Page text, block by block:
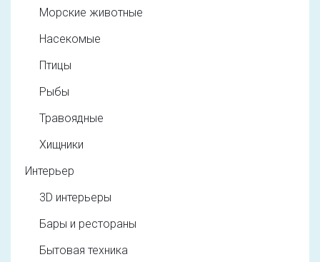
Морские животные
Насекомые
Птицы
Рыбы
Травоядные
Хищники
Интерьер
3D интерьеры
Бары и рестораны
Бытовая техника